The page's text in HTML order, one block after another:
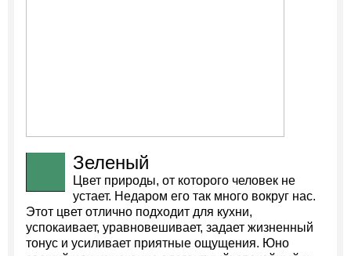
Зеленый
Цвет природы, от которого человек не
устает. Недаром его так много вокруг нас.
Этот цвет отлично подходит для кухни,
успокаивает, уравновешивает, задает жизненный
тонус и усиливает приятные ощущения. Юно